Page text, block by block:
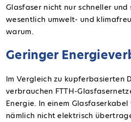
Glasfaser nicht nur schneller
wesentlich umwelt- und
warum.
Geringer
Im Vergleich zu kupferbasierten
verbrauchen FTTH-
Energie. In einem
nämlich nicht elektrisch